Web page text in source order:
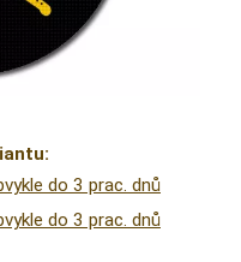
do 3 prac. dnů
do 3 prac. dnů